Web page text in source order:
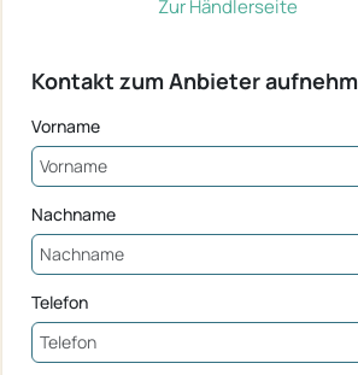
Zur Händlerseite
Kontakt zum Anbieter
Vorname
Nachname
Telefon